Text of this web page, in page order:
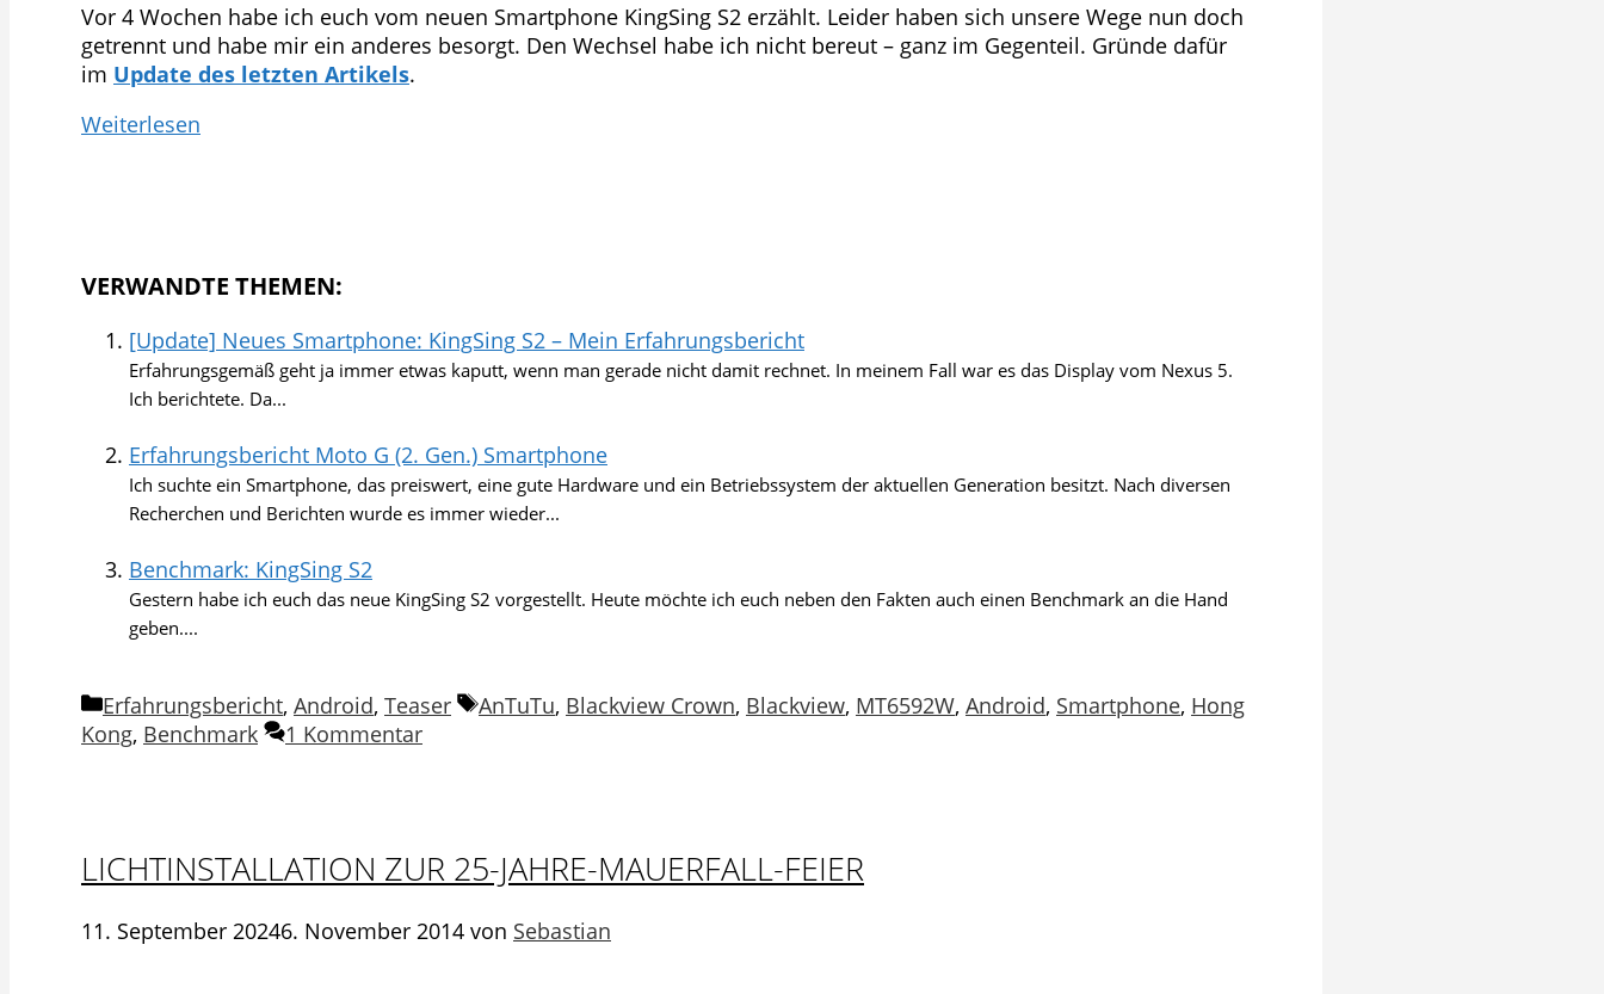
Vor 4 Wochen habe ich euch vom neuen Smartphone KingSing S2 erzählt. Leider haben sich unsere Wege nun doch
getrennt und habe mir ein anderes besorgt. Den Wechsel habe ich nicht bereut – ganz im Gegenteil. Gründe dafür
im Update des letzten Artikels.
Weiterlesen
VERWANDTE THEMEN:
[Update] Neues Smartphone: KingSing S2 – Mein Erfahrungsbericht
Erfahrungsgemäß geht ja immer etwas kaputt, wenn man gerade nicht damit rechnet. In meinem Fall war es das Display vom Nexus 5.
Ich berichtete. Da...
Erfahrungsbericht Moto G (2. Gen.) Smartphone
Ich suchte ein Smartphone, das preiswert, eine gute Hardware und ein Betriebssystem der aktuellen Generation besitzt. Nach diversen
Recherchen und Berichten wurde es immer wieder...
Benchmark: KingSing S2
Gestern habe ich euch das neue KingSing S2 vorgestellt. Heute möchte ich euch neben den Fakten auch einen Benchmark an die Hand
geben....
Kategorien
Erfahrungsbericht, Android, Teaser Schlagwörter
AnTuTu, Blackview Crown, Blackview, MT6592W, Android, Smartphone, Hong
Kong, Benchmark 1 Kommentar
LICHTINSTALLATION ZUR 25-JAHRE-MAUERFALL-FEIER
11. September 20246. November 2014 von Sebastian